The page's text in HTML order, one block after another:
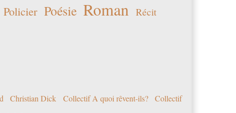
Policier Poésie Roman Récit
Christian Dick Collectif A quoi rêvent-ils?
Collectif